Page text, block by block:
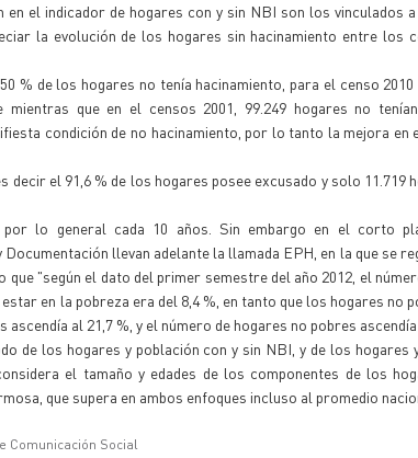
el indicador de hogares con y sin NBI son los vinculados
la evolución de los hogares sin hacinamiento entre los
% de los hogares no tenía hacinamiento, para el censo 2010
que en el censos 2001, 99.249 hogares no
condición de no hacinamiento, por lo tanto la mejora en
el 91,6 % de los hogares posee excusado y solo 11.719
lo general cada 10 años. Sin embargo en el corto
llevan adelante la llamada EPH, en la que se
"según el dato del primer semestre del año 2012, el
en la pobreza era del 8,4 %, en tanto que los hogares no
al 21,7 %, y el número de hogares no pobres ascendía
de los hogares y población con y sin NBI, y de los hogares
el tamaño y edades de los componentes de los
que supera en ambos enfoques incluso al promedio
Comunicación Social